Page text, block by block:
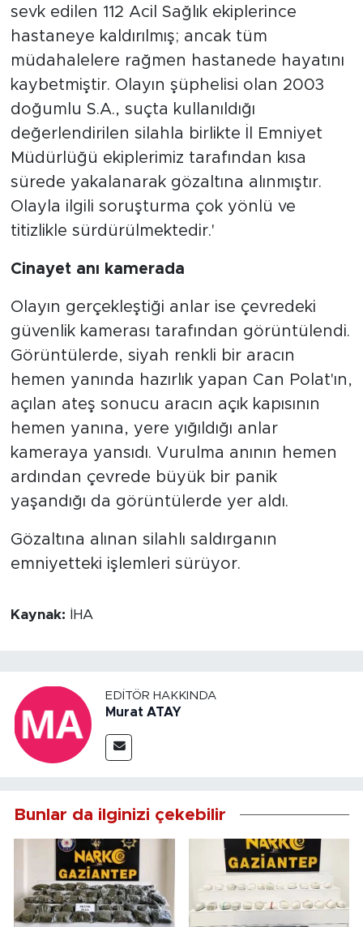
sevk edilen 112 Acil Sağlık ekiplerince
hastaneye kaldırılmış; ancak tüm
müdahalelere rağmen hastanede hayatını
kaybetmiştir. Olayın şüphelisi olan 2003
doğumlu S.A., suçta kullanıldığı
değerlendirilen silahla birlikte İl Emniyet
Müdürlüğü ekiplerimiz tarafından kısa
sürede yakalanarak gözaltına alınmıştır.
Olayla ilgili soruşturma çok yönlü ve
titizlikle sürdürülmektedir.'
Cinayet anı kamerada
Olayın gerçekleştiği anlar ise çevredeki
güvenlik kamerası tarafından görüntülendi.
Görüntülerde, siyah renkli bir aracın
hemen yanında hazırlık yapan Can Polat'ın,
açılan ateş sonucu aracın açık kapısının
hemen yanına, yere yığıldığı anlar
kameraya yansıdı. Vurulma anının hemen
ardından çevrede büyük bir panik
yaşandığı da görüntülerde yer aldı.
Gözaltına alınan silahlı saldırganın
emniyetteki işlemleri sürüyor.
Kaynak: İHA
EDITÖR HAKKINDA
Murat ATAY
Bunlar da ilginizi çekebilir